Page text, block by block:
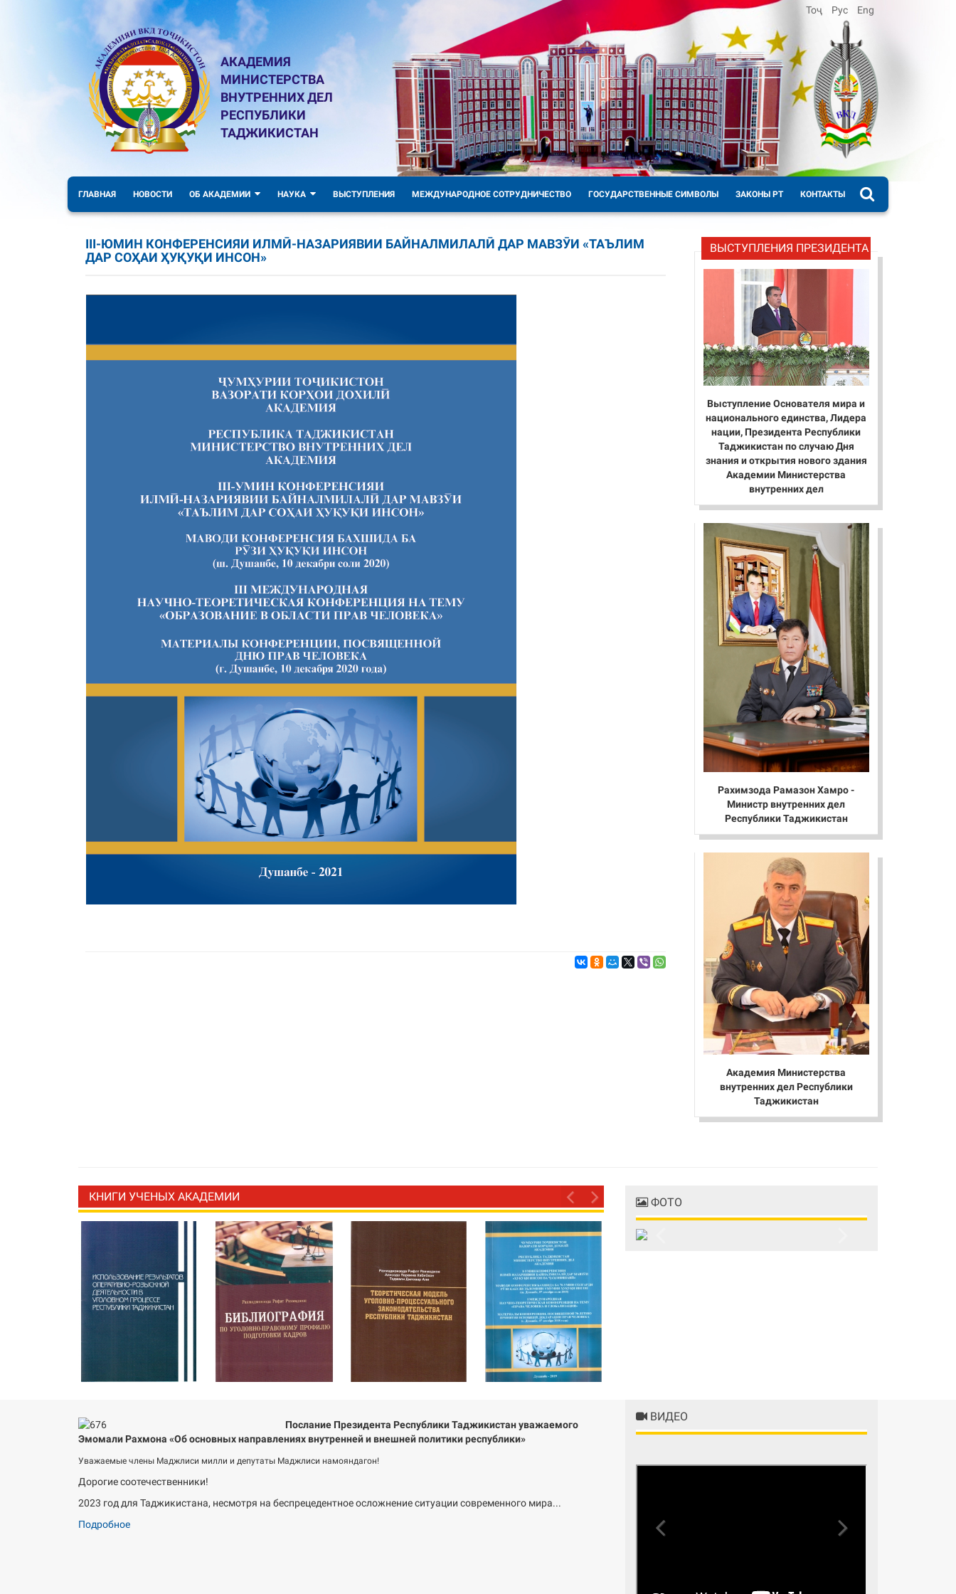
АКАДЕМИЯ
МИНИСТЕРСТВА
ВНУТРЕННИХ ДЕЛ
РЕСПУБЛИКИ
ТАДЖИКИСТАН
Тоҷ Рус Eng
ГЛАВНАЯ НОВОСТИ ОБ АКАДЕМИИ НАУКА ВЫСТУПЛЕНИЯ МЕЖДУНАРОДНОЕ СОТРУДНИЧЕСТВО ГОСУДАРСТВЕННЫЕ СИМВОЛЫ ЗАКОНЫ РТ КОНТАКТЫ
III-ЮМИН КОНФЕРЕНСИЯИ ИЛМӢ-НАЗАРИЯВИИ БАЙНАЛМИЛАЛӢ ДАР МАВЗӮИ «ТАЪЛИМ
ДАР СОҲАИ ҲУҚУҚИ ИНСОН»
ВЫСТУПЛЕНИЯ ПРЕЗИДЕНТА
Выступление Основателя мира и
национального единства, Лидера
нации, Президента Республики
Таджикистан по случаю Дня
знания и открытия нового здания
Академии Министерства
внутренних дел
Рахимзода Рамазон Хамро -
Министр внутренних дел
Республики Таджикистан
Академия Министерства
внутренних дел Республики
Таджикистан
КНИГИ УЧЕНЫХ АКАДЕМИИ ФОТО
Послание Президента Республики Таджикистан уважаемого
Эмомали Рахмона «Об основных направлениях внутренней и внешней политики республики»
Уважаемые члены Маджлиси милли и депутаты Маджлиси намояндагон!
Дорогие соотечественники!
2023 год для Таджикистана, несмотря на беспрецедентное осложнение ситуации современного мира...
Подробное
ВИДЕО